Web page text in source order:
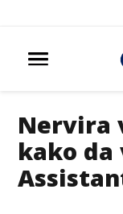
Nervira
kako